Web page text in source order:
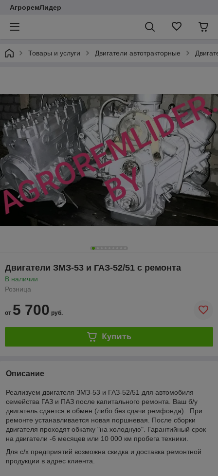
АгроремЛидер
Товары и услуги Двигатели автотракторные
Двигатели ЗМЗ-53 и ГАЗ-52/51 с ремонта
В наличии
Розница
от 5 700 руб.
Купить
Описание
Реализуем двигателя ЗМЗ-53 и ГАЗ-52/51 для автомобиля
семейства ГАЗ и ПАЗ после капитального ремонта. Ваш б/у
двигатель сдается в обмен (либо без сдачи ремфонда). При
ремонте устанавливается новая поршневая. После сборки
двигателя проходят обкатку "на холодную". Гарантийный срок
на двигатели -6 месяцев или 10 000 км пробега техники.
Для с/х предприятий возможна скидка и доставка ремонтной
продукции в адрес клиента.